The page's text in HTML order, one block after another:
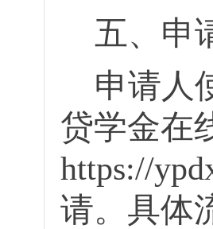
五、申
申请人
贷学金在
https://
请。具体